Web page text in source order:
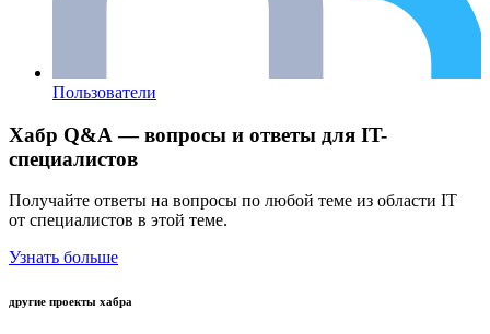
Пользователи
Хабр Q&A — вопросы и ответы для IT-
специалистов
Получайте ответы на вопросы по любой теме из области IT
от специалистов в этой теме.
Узнать больше
другие проекты хабра